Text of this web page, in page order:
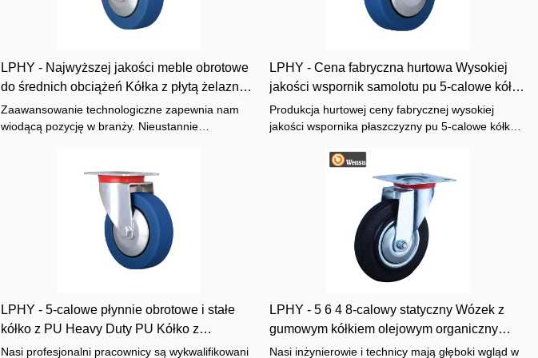
LPHY - Najwyższej jakości meble obrotowe
do średnich obciążeń Kółka z płytą żelazną z
hamulcem Wytrzymałe walizki
Zaawansowanie technologiczne zapewnia nam
wiodącą pozycję w branży. Nieustannie
zapewnia pełne wykorzystanie właściwości
produktu. Dziedziny kółek meblowych dowiodły
LPHY - Cena fabryczna hurtowa Wysokiej
jakości wspornik samolotu pu 5-calowe kółka
z litego kółka Wytrzymałe obudowy
Produkcja hurtowej ceny fabrycznej wysokiej
jakości wspornika płaszczyzny pu 5-calowe kółka z
rozwoju rynku i dotrzymuje kroku czasom, ale
także dzięki profesjonalnej analizie branży i
precyzyjnemu pozycjonowaniu na rynku, a także
opiera się na silnej sile produkcyjnej i silna siła
LPHY - 5-calowe płynnie obrotowe i stałe
kółko z PU Heavy Duty PU Kółko z
mosiądzu z hamulcem Wytrzymałe etui
Nasi profesjonalni pracownicy są wykwalifikowani
LPHY - 5 6 4 8-calowy statyczny Wózek z
gumowym kółkiem olejowym organiczny
Heavy Duty Przemysłowe Obrotowe sztywne
Nasi inżynierowie i technicy mają głęboki wgląd w